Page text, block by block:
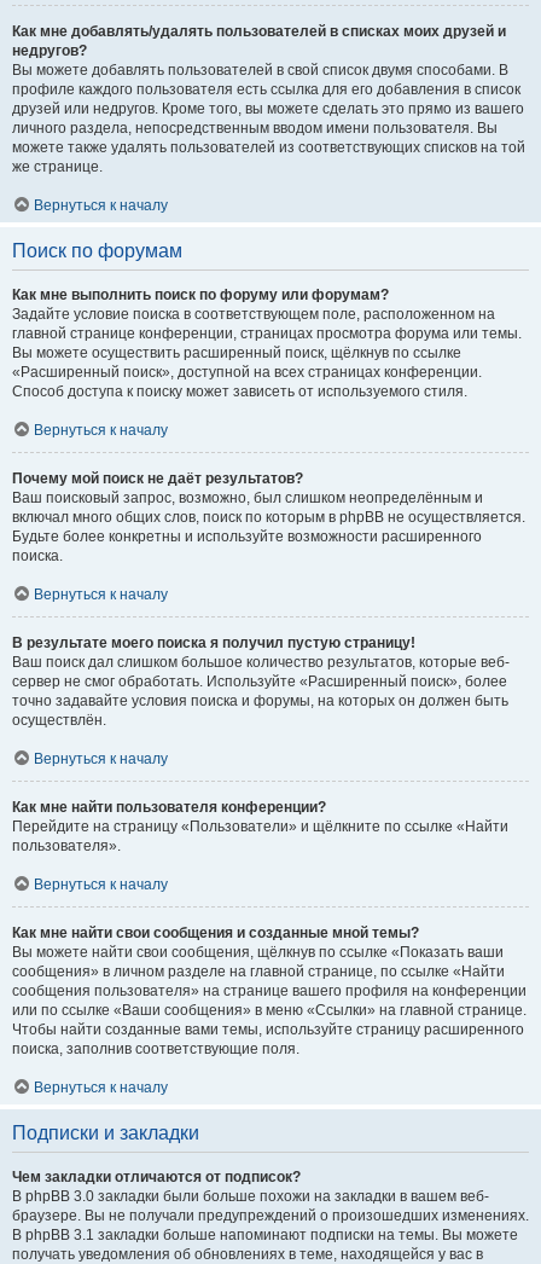
Как мне добавлять/удалять пользователей в списках моих друзей и
недругов?
Вы можете добавлять пользователей в свой список двумя способами. В
профиле каждого пользователя есть ссылка для его добавления в список
друзей или недругов. Кроме того, вы можете сделать это прямо из вашего
личного раздела, непосредственным вводом имени пользователя. Вы
можете также удалять пользователей из соответствующих списков на той
же странице.
Вернуться к началу
Поиск по форумам
Как мне выполнить поиск по форуму или форумам?
Задайте условие поиска в соответствующем поле, расположенном на
главной странице конференции, страницах просмотра форума или темы.
Вы можете осуществить расширенный поиск, щёлкнув по ссылке
«Расширенный поиск», доступной на всех страницах конференции.
Способ доступа к поиску может зависеть от используемого стиля.
Вернуться к началу
Почему мой поиск не даёт результатов?
Ваш поисковый запрос, возможно, был слишком неопределённым и
включал много общих слов, поиск по которым в phpBB не осуществляется.
Будьте более конкретны и используйте возможности расширенного
поиска.
Вернуться к началу
В результате моего поиска я получил пустую страницу!
Ваш поиск дал слишком большое количество результатов, которые веб-
сервер не смог обработать. Используйте «Расширенный поиск», более
точно задавайте условия поиска и форумы, на которых он должен быть
осуществлён.
Вернуться к началу
Как мне найти пользователя конференции?
Перейдите на страницу «Пользователи» и щёлкните по ссылке «Найти
пользователя».
Вернуться к началу
Как мне найти свои сообщения и созданные мной темы?
Вы можете найти свои сообщения, щёлкнув по ссылке «Показать ваши
сообщения» в личном разделе на главной странице, по ссылке «Найти
сообщения пользователя» на странице вашего профиля на конференции
или по ссылке «Ваши сообщения» в меню «Ссылки» на главной странице.
Чтобы найти созданные вами темы, используйте страницу расширенного
поиска, заполнив соответствующие поля.
Вернуться к началу
Подписки и закладки
Чем закладки отличаются от подписок?
В phpBB 3.0 закладки были больше похожи на закладки в вашем веб-
браузере. Вы не получали предупреждений о произошедших изменениях.
В phpBB 3.1 закладки больше напоминают подписки на темы. Вы можете
получать уведомления об обновлениях в теме, находящейся у вас в